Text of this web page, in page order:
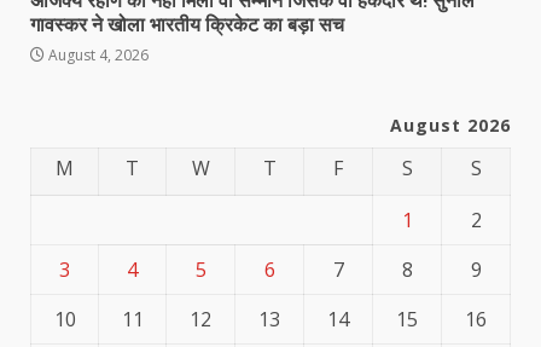
गावस्कर ने खोला भारतीय क्रिकेट का बड़ा सच
August 4, 2026
August 2026
M T W T F S
S
1
2
3
4 5 6 7 8
9
10
11 12 13 14 15
16